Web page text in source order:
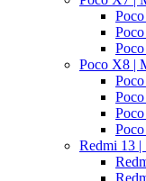
Poco X8 |
Redmi 13 |